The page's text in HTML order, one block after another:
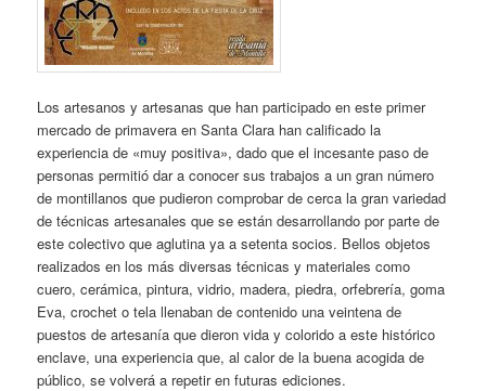
Los artesanos y artesanas que han participado en este primer
mercado de primavera en Santa Clara han calificado la
experiencia de «muy positiva», dado que el incesante paso de
personas permitió dar a conocer sus trabajos a un gran número
de montillanos que pudieron comprobar de cerca la gran variedad
de técnicas artesanales que se están desarrollando por parte de
este colectivo que aglutina ya a setenta socios. Bellos objetos
realizados en los más diversas técnicas y materiales como
cuero, cerámica, pintura, vidrio, madera, piedra, orfebrería, goma
Eva, crochet o tela llenaban de contenido una veintena de
puestos de artesanía que dieron vida y colorido a este histórico
enclave, una experiencia que, al calor de la buena acogida de
público, se volverá a repetir en futuras ediciones.